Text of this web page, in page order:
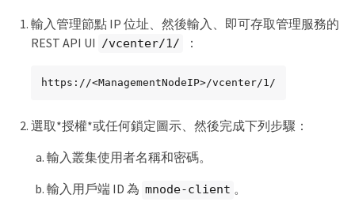
輸入管理節點 IP 位址、然後輸入、即可存取管理服務的
REST API UI /vcenter/1/ ：
https://<ManagementNodeIP>/vcenter/1/
選取*授權*或任何鎖定圖示、然後完成下列步驟：
輸入叢集使用者名稱和密碼。
輸入用戶端 ID 為 mnode-client 。